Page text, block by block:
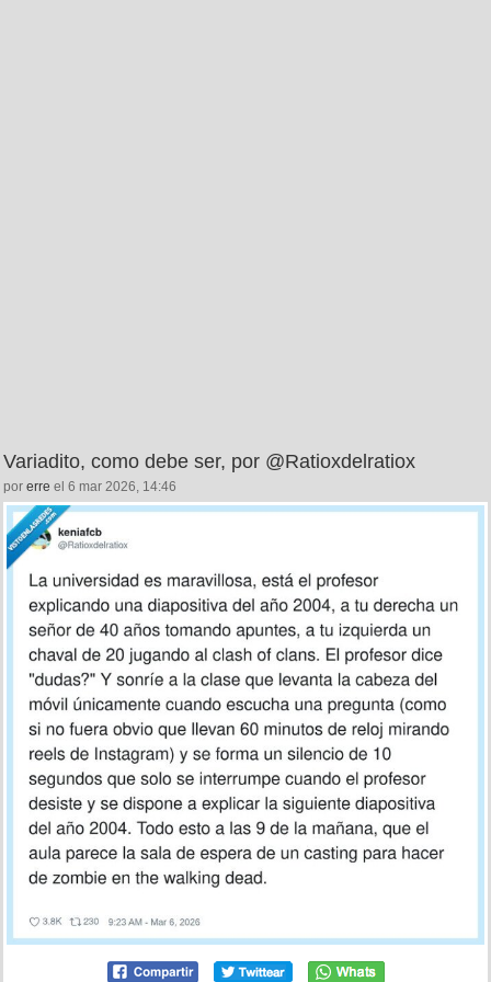
Variadito, como debe ser, por @Ratioxdelratiox
por erre el 6 mar 2026, 14:46